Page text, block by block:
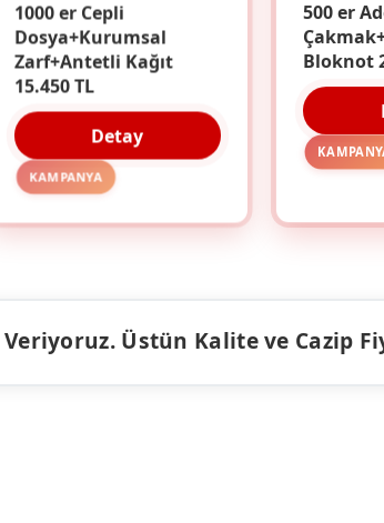
1000 er Cepli
Dosya+Kurumsal
Zarf+Antetli Kağıt
15.450 TL
Detay
KAMPANYA
500 er
Bloknot
Üstün Kalite ve Cazip